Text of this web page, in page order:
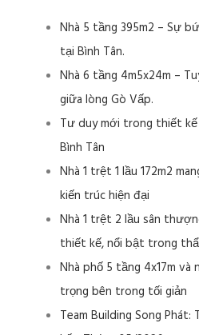
Nhà 5 tầng 395m2 – Sự
tại Bình Tân.
Nhà 6 tầng 4m5x24m –
giữa lòng Gò Vấp.
Tư duy mới trong thiết kế
Bình Tân
Nhà 1 trệt 1 lầu 172m2
kiến trúc hiện đại
Nhà 1 trệt 2 lầu sân
thiết kế, nổi bật trong
Nhà phố 5 tầng 4x17m
trọng bên trong tối giản
Team Building Song